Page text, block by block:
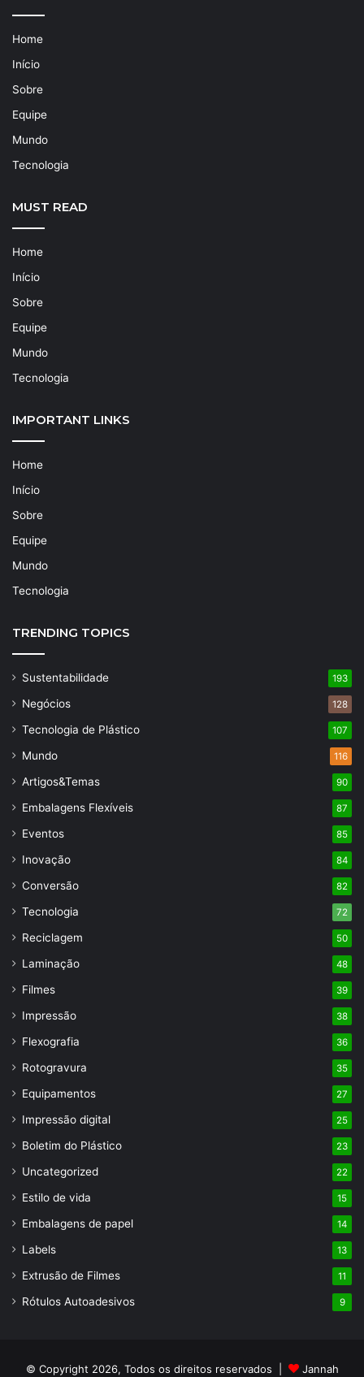
Home
Início
Sobre
Equipe
Mundo
Tecnologia
MUST READ
Home
Início
Sobre
Equipe
Mundo
Tecnologia
IMPORTANT LINKS
Home
Início
Sobre
Equipe
Mundo
Tecnologia
TRENDING TOPICS
Sustentabilidade 193
Negócios 128
Tecnologia de Plástico 107
Mundo 116
Artigos&Temas 90
Embalagens Flexíveis 87
Eventos 85
Inovação 84
Conversão 82
Tecnologia 72
Reciclagem 50
Laminação 48
Filmes 39
Impressão 38
Flexografia 36
Rotogravura 35
Equipamentos 27
Impressão digital 25
Boletim do Plástico 23
Uncategorized 22
Estilo de vida 15
Embalagens de papel 14
Labels 13
Extrusão de Filmes 11
Rótulos Autoadesivos 9
© Copyright 2026, Todos os direitos reservados | Jannah